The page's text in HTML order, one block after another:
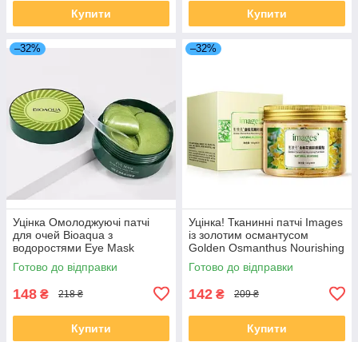
Купити Купити
–32%
Уцінка Омолоджуючі патчі
для очей Bioaqua з
водоростями Eye Mask
Hydraiting Moisturizing, 60шт
Готово до відправки
148 ₴ 218 ₴
Купити
–32%
Уцінка! Тканинні патчі Images
із золотим османтусом
Golden Osmanthus Nourishing
Eye Mask, 80 штук
Готово до відправки
142 ₴ 209 ₴
Купити